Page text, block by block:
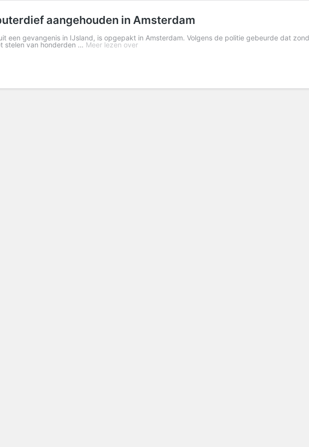
aangehouden in Amsterdam
een gevangenis in IJsland, is opgepakt in Amsterdam. Volgens de politie gebeurde dat
stelen van honderden … Meer lezen over